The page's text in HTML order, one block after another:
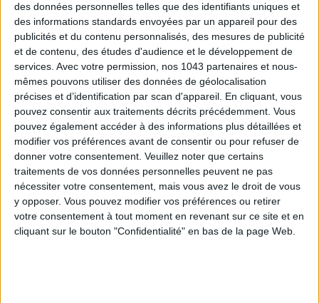
des données personnelles telles que des identifiants uniques et
des informations standards envoyées par un appareil pour des
publicités et du contenu personnalisés, des mesures de publicité
et de contenu, des études d'audience et le développement de
services. Avec votre permission, nos 1043 partenaires et nous-
mêmes pouvons utiliser des données de géolocalisation
précises et d’identification par scan d'appareil. En cliquant, vous
pouvez consentir aux traitements décrits précédemment. Vous
pouvez également accéder à des informations plus détaillées et
modifier vos préférences avant de consentir ou pour refuser de
donner votre consentement. Veuillez noter que certains
traitements de vos données personnelles peuvent ne pas
nécessiter votre consentement, mais vous avez le droit de vous
y opposer. Vous pouvez modifier vos préférences ou retirer
votre consentement à tout moment en revenant sur ce site et en
cliquant sur le bouton "Confidentialité" en bas de la page Web.
LES SPF 50 QUI DONNENT ENVIE DE SE TARTINER